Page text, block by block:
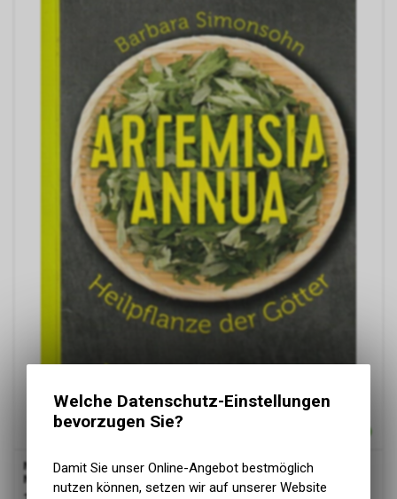
Mankau Büchlein Artemisia Annua von Barbara Simonsohn,
Mankau Verlag
Welche Datenschutz-Einstellungen
bevorzugen Sie?
Damit Sie unser Online-Angebot bestmöglich
nutzen können, setzen wir auf unserer Website